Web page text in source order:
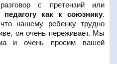
с претензий или
как к союзнику.
нашему ребенку трудно
он очень переживает. Мы
и очень просим вашей